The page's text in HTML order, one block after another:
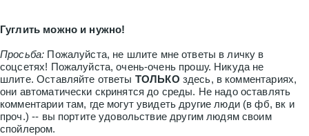
Гуглить можно и нужно!
Просьба: Пожалуйста, не шлите мне ответы в личку в
соцсетях! Пожалуйста, очень-очень прошу. Никуда не
шлите. Оставляйте ответы ТОЛЬКО здесь, в комментариях,
они автоматически скринятся до среды. Не надо оставлять
комментарии там, где могут увидеть другие люди (в фб, вк и
проч.) -- вы портите удовольствие другим людям своим
спойлером.